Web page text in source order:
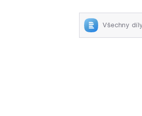
Všechny